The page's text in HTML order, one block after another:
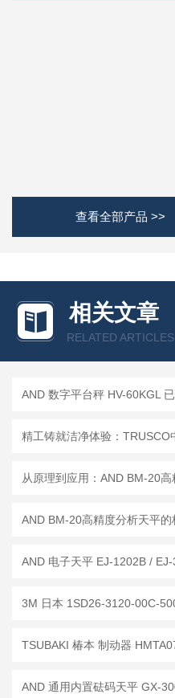
查看全部产品 >>
相关文章
RELATED ARTICLES